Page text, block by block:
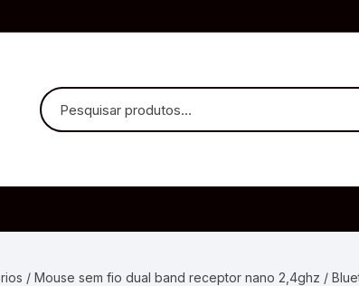
Microfone
/ Mouse sem fio dual band receptor nano 2,4ghz /